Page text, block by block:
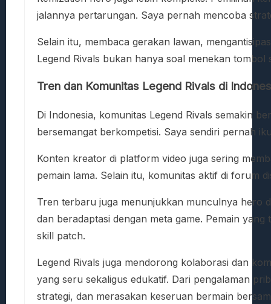
jalannya pertarungan. Saya pernah mencoba
Selain itu, membaca gerakan lawan,
Legend Rivals bukan hanya soal menekan
Tren dan Komunitas Legend Rivals di
Di Indonesia, komunitas Legend Rivals semakin
bersemangat berkompetisi. Saya sendiri pernah
Konten kreator di platform video juga sering
pemain lama. Selain itu, komunitas aktif di forum
Tren terbaru juga menunjukkan munculnya hero
dan beradaptasi dengan meta game. Pemain
skill patch.
Legend Rivals juga mendorong kolaborasi dan
yang seru sekaligus edukatif. Dari pengalaman
strategi, dan merasakan keseruan bermain